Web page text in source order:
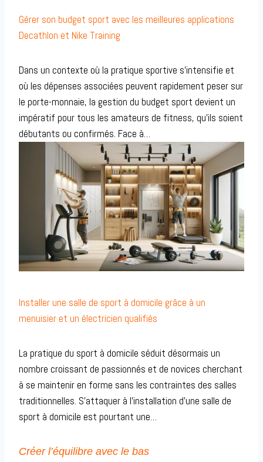
Gérer son budget sport avec les meilleures applications
Decathlon et Nike Training
Dans un contexte où la pratique sportive s’intensifie et
où les dépenses associées peuvent rapidement peser sur
le porte-monnaie, la gestion du budget sport devient un
impératif pour tous les amateurs de fitness, qu’ils soient
débutants ou confirmés. Face à…
Installer une salle de sport à domicile grâce à un
menuisier et un électricien qualifiés
La pratique du sport à domicile séduit désormais un
nombre croissant de passionnés et de novices cherchant
à se maintenir en forme sans les contraintes des salles
traditionnelles. S’attaquer à l’installation d’une salle de
sport à domicile est pourtant une…
Créer l’équilibre avec le bas